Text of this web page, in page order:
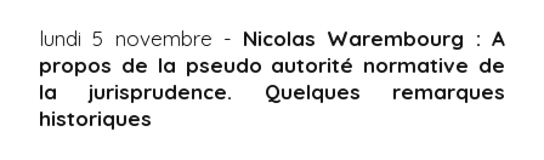
lundi 5 novembre - Nicolas Warembourg : A
propos de la pseudo autorité normative de
la jurisprudence. Quelques remarques
historiques